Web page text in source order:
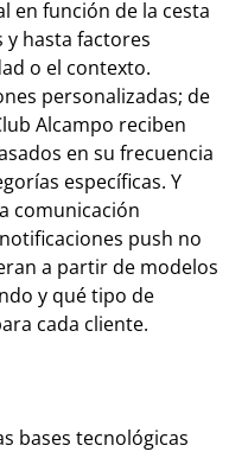
en función de la cesta
hasta factores
o el contexto.
personalizadas; de
Alcampo reciben
en su frecuencia
específicas. Y
comunicación
push no
a partir de modelos
y qué tipo de
cada cliente.
bases tecnológicas